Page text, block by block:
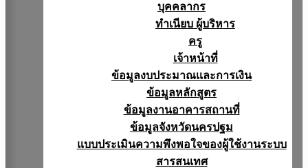
บุคคลากร
ทำเนียบ ผู้บริหาร
ครู
เจ้าหน้าที่
ข้อมูลงบประมาณเเละการเงิน
ข้อมูลหลักสูตร
ข้อมูลงานอาคารสถานที่
ข้อมูลจังหวัดนครปฐม
แบบประเมินความพึงพอใจของผู้ใช้งานระบบ
สารสนเทศ